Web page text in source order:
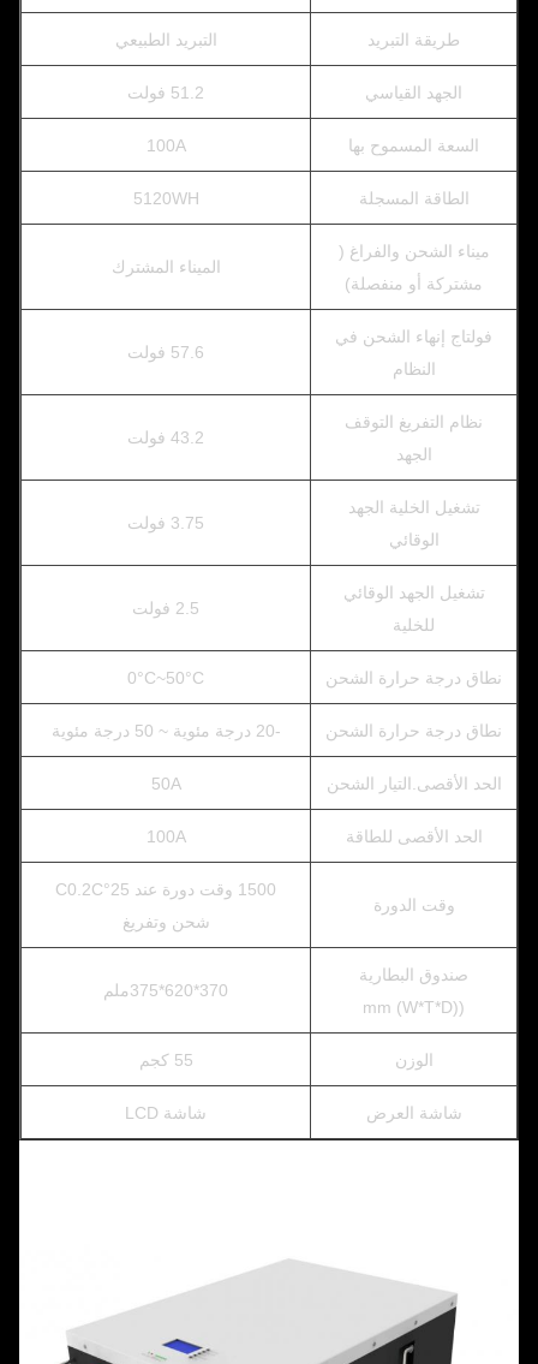
طريقة التبريد التبريد الطبيعي
الجهد القياسي 51.2 فولت
السعة المسموح بها 100A
الطاقة المسجلة 5120WH
ميناء الشحن والفراغ (
مشتركة أو منفصلة)
الميناء المشترك
فولتاج إنهاء الشحن في
النظام
57.6 فولت
نظام التفريغ التوقف
الجهد
43.2 فولت
تشغيل الخلية الجهد
الوقائي
3.75 فولت
تشغيل الجهد الوقائي
للخلية
2.5 فولت
نطاق درجة حرارة الشحن 0°C~50°C
نطاق درجة حرارة الشحن -20 درجة مئوية ~ 50 درجة مئوية
الحد الأقصى.التيار الشحن 50A
الحد الأقصى للطاقة 100A
وقت الدورة
1500 وقت دورة عند 25°C0.2C
شحن وتفريغ
صندوق البطارية
((W*T*D) mm
370*620*375ملم
الوزن 55 كجم
شاشة العرض شاشة LCD